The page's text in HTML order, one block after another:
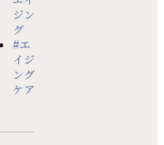
ジン
グ
#エ
イジ
ング
ケア